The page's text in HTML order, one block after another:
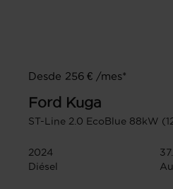
Desde 256 € /mes*
Ford Kuga
ST-Line 2.0 EcoBlue 88kW
2024
Diésel